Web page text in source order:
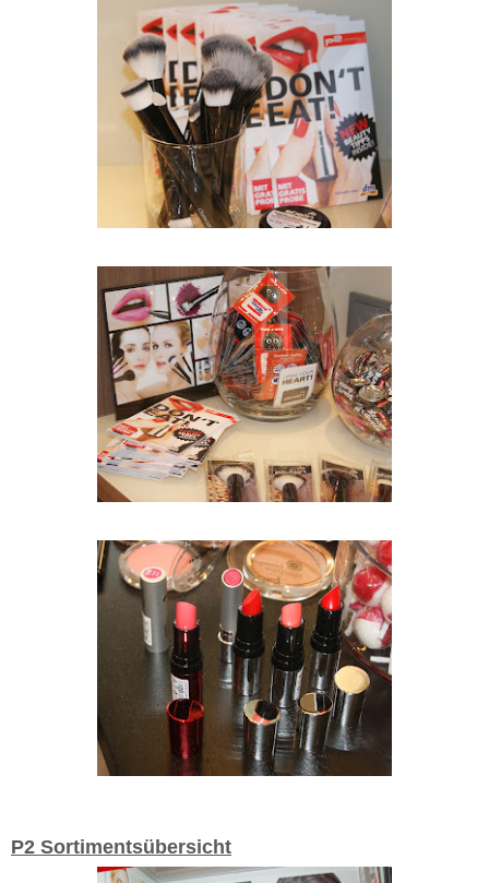
P2 Sortimentsübersicht